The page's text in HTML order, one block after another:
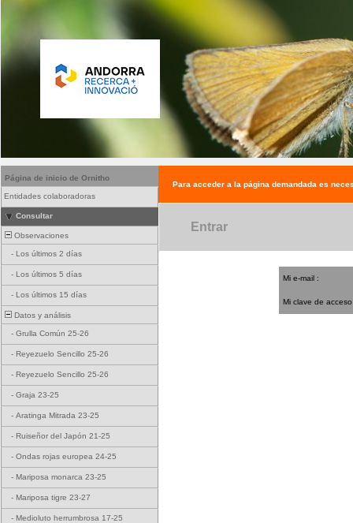
Página de inicio de Ornitho
Entidades colaboradoras
Consultar
Observaciones
- Los últimos 2 días
- Los últimos 5 días
- Los últimos 15 días
Datos y análisis
- Grulla Común 25-26
- Reyezuelo Sencillo 25-26
- Reyezuelo Sencillo 25-26
- Graja 23-25
- Aratinga Mitrada 23-25
- Ruiseñor del Japón 21-25
- Ondas rojas europea 24-25
- Mariposa monarca 23-25
- Mariposa tigre 23-27
- Medioluto herrumbrosa 17-25
Para acceder a la página demandada es
Entrar
Mi e-mail :
Mi clave de